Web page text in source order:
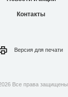
Контакты
Версия для печати
Все права защищены.